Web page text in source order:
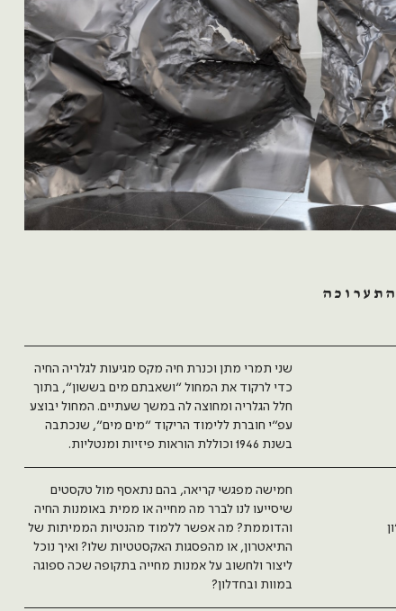
שני תמרי מתן וכנרת חיה מקס מגיעות לגלריה החיה
כדי לרקוד את המחול ״ושאבתם מים בששון״, בתוך
חלל הגלריה ומחוצה לה במשך שעתיים. המחול יבוצע
עפ״י חוברת ללימוד הריקוד ״מים מים״, שנכתבה
בשנת 1946 וכוללת הוראות פיזיות ומנטליות.
חמישה מפגשי קריאה, בהם נתאסף מול טקסטים
שיסייעו לנו לברר מה מחייה או ממית באומנות החיה
והדוממת? מה אפשר ללמוד מהנטיות הממיתות של
התיאטרון, או מהפסגות האקסטטיות שלו? ואיך נוכל
ליצור ולחשוב על אמנות מחייה בתקופה שכה ספוגה
במוות ובחדלון?